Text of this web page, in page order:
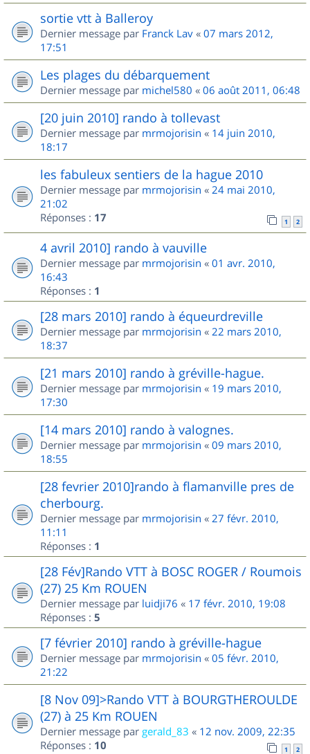
sortie vtt à Balleroy
Dernier message par Franck Lav « 07 mars 2012,
17:51
Les plages du débarquement
Dernier message par michel580 « 06 août 2011, 06:48
[20 juin 2010] rando à tollevast
Dernier message par mrmojorisin « 14 juin 2010,
18:17
les fabuleux sentiers de la hague 2010
Dernier message par mrmojorisin « 24 mai 2010,
21:02
Réponses : 17 1 2
4 avril 2010] rando à vauville
Dernier message par mrmojorisin « 01 avr. 2010,
16:43
Réponses : 1
[28 mars 2010] rando à équeurdreville
Dernier message par mrmojorisin « 22 mars 2010,
18:37
[21 mars 2010] rando à gréville-hague.
Dernier message par mrmojorisin « 19 mars 2010,
17:30
[14 mars 2010] rando à valognes.
Dernier message par mrmojorisin « 09 mars 2010,
18:55
[28 fevrier 2010]rando à flamanville pres de
cherbourg.
Dernier message par mrmojorisin « 27 févr. 2010,
11:11
Réponses : 1
[28 Fév]Rando VTT à BOSC ROGER / Roumois
(27) 25 Km ROUEN
Dernier message par luidji76 « 17 févr. 2010, 19:08
Réponses : 5
[7 février 2010] rando à gréville-hague
Dernier message par mrmojorisin « 05 févr. 2010,
21:22
[8 Nov 09]>Rando VTT à BOURGTHEROULDE
(27) à 25 Km ROUEN
Dernier message par gerald_83 « 12 nov. 2009, 22:35
Réponses : 10 1 2